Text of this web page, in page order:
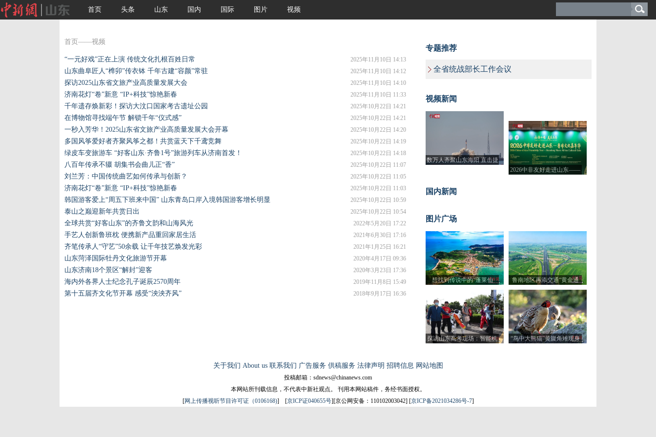
首页 头条 山东 国内 国际 图片 视频
首页 ——视频
“一元好戏”正在上演 传统文化扎根百姓日常 2025年11月10日 14:13
山东曲阜匠人“榫卯”传衣钵 千年古建“容颜”常驻 2025年11月10日 14:12
探访2025山东省文旅产业高质量发展大会 2025年11月10日 14:10
济南花灯“卷”新意 “IP+科技”惊艳新春 2025年11月10日 11:33
千年遗存焕新彩！探访大汶口国家考古遗址公园 2025年10月22日 14:21
在博物馆寻找端午节 解锁千年“仪式感” 2025年10月22日 14:21
一秒入芳华！2025山东省文旅产业高质量发展大会开幕 2025年10月22日 14:20
多国风筝爱好者齐聚风筝之都！共赏蓝天下千鸢竞舞 2025年10月22日 14:19
绿皮车变旅游车 “好客山东·齐鲁1号”旅游列车从济南首发！ 2025年10月22日 14:18
八百年传承不辍 胡集书会曲儿正“香” 2025年10月22日 11:07
刘兰芳：中国传统曲艺如何传承与创新？ 2025年10月22日 11:05
济南花灯“卷”新意 “IP+科技”惊艳新春 2025年10月22日 11:03
韩国游客爱上“周五下班来中国” 山东青岛口岸入境韩国游客增长明显 2025年10月22日 10:59
泰山之巅迎新年共赏日出 2025年10月22日 10:54
全球共赏“好客山东”的齐鲁文韵和山海风光 2022年5月20日 17:22
手艺人创新鲁班枕 便携新产品重回家居生活 2021年6月30日 17:16
齐笔传承人“守艺”50余载 让千年技艺焕发光彩 2021年1月25日 16:21
山东菏泽国际牡丹文化旅游节开幕 2020年4月17日 09:36
山东济南18个景区“解封”迎客 2020年3月23日 17:36
海内外各界人士纪念孔子诞辰2570周年 2019年11月8日 15:49
第十五届齐文化节开幕 感受“泱泱齐风” 2018年9月17日 16:36
专题推荐
全省统战部长工作会议
视频新闻
数万人齐聚山东海阳 直击捷
寻味滕州 智启未来 体验古今
交融的“科技感”
寻味滕州 一眼万年 领略厚重
绵长的“文化味”
2026中非友好走进山东——
国内新闻
图片广场
想找到传说中的“蓬莱仙
境”？这里或许“有求必应”
鲁南地区再添交通“黄金通
道” 助力区域经济协同发展
探访山东高考现场：智能机
“鸟中大熊猫”黄腹角雉现身
关于我们 About us 联系我们 广告服务 供稿服务 法律声明 招聘信息 网站地图
投稿邮箱：sdnews@chinanews.com
本网站所刊载信息，不代表中新社观点。 刊用本网站稿件，务经书面授权。
[网上传播视听节目许可证（0106168)] [京ICP证040655号][京公网安备：110102003042] [京ICP备2021034286号-7]